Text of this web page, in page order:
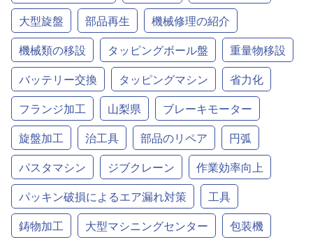
大型旋盤
部品再生
機械修理の紹介
機械類の移設
タッピングボール盤
重量物移設
バッテリー交換
タッピングマシン
省力化
フランジ加工
山梨県
ブレーキモーター
旋盤加工
治工具 部品のリペア
円弧
パスタマシン
ジブクレーン
作業効率向上
パッキン破損によるエア漏れ対策
工具
鋳物加工
大型マシニングセンター
包装機